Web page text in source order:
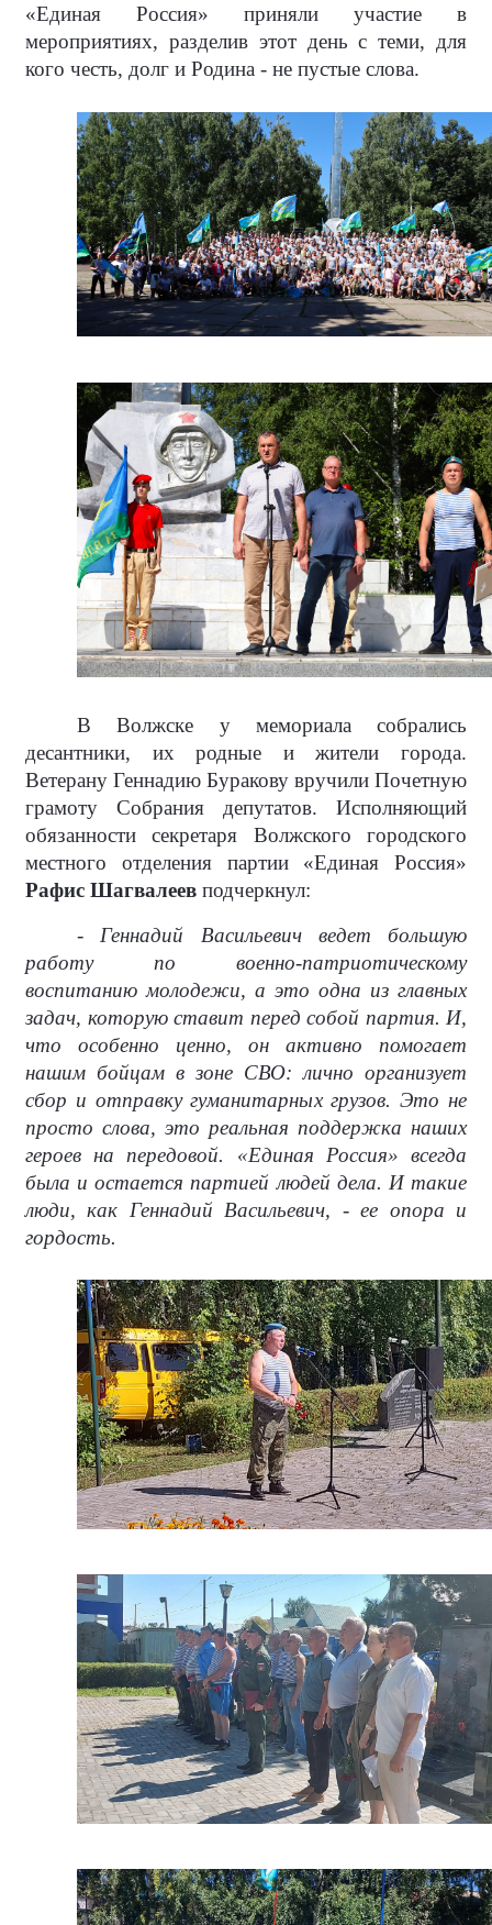
«Единая Россия» приняли участие в
мероприятиях, разделив этот день с теми, для
кого честь, долг и Родина - не пустые слова.
В Волжске у мемориала собрались
десантники, их родные и жители города.
Ветерану Геннадию Буракову вручили Почетную
грамоту Собрания депутатов. Исполняющий
обязанности секретаря Волжского городского
местного отделения партии «Единая Россия»
Рафис Шагвалеев подчеркнул:
- Геннадий Васильевич ведет большую
работу по военно-патриотическому
воспитанию молодежи, а это одна из главных
задач, которую ставит перед собой партия. И,
что особенно ценно, он активно помогает
нашим бойцам в зоне СВО: лично организует
сбор и отправку гуманитарных грузов. Это не
просто слова, это реальная поддержка наших
героев на передовой. «Единая Россия» всегда
была и остается партией людей дела. И такие
люди, как Геннадий Васильевич, - ее опора и
гордость.